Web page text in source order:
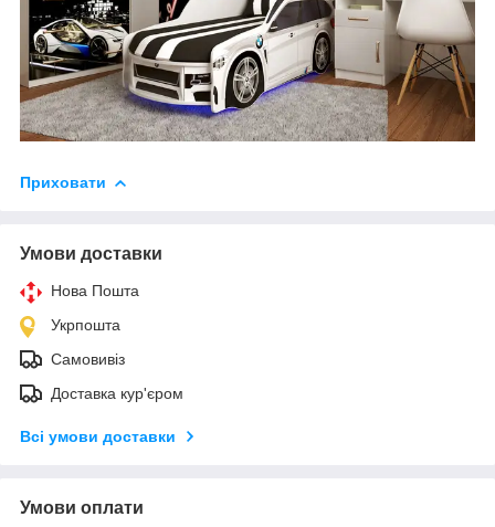
Приховати
Умови доставки
Нова Пошта
Укрпошта
Самовивіз
Доставка кур'єром
Всі умови доставки
Умови оплати